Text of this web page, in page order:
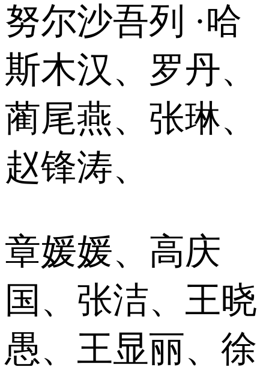
努尔沙吾列 ·哈
斯木汉、罗丹、
蔺尾燕、张琳、
赵锋涛、
章媛媛、高庆
国、张洁、王晓
愚、王显丽、徐